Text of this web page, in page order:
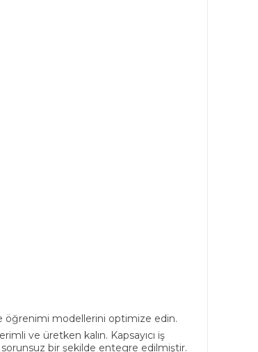
öğrenimi modellerini optimize edin.
ve üretken kalın. Kapsayıcı iş
sorunsuz bir şekilde entegre edilmiştir.